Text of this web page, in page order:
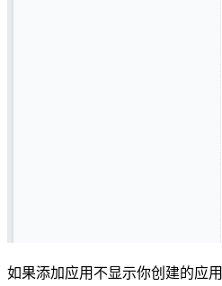
如果添加应用不显示你创建的应